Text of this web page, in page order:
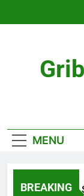
MENU
BREAKING
Bupati